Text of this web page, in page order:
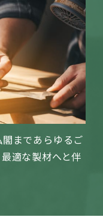
まであらゆるご
適な製材へと伴